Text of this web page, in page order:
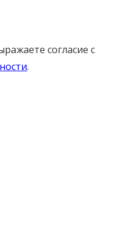
согласие с
.